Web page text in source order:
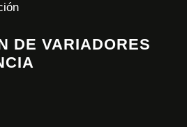
DE VARIADORES